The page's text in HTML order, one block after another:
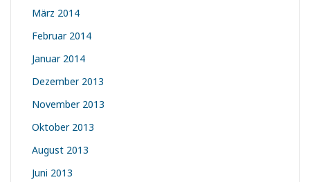
März 2014
Februar 2014
Januar 2014
Dezember 2013
November 2013
Oktober 2013
August 2013
Juni 2013